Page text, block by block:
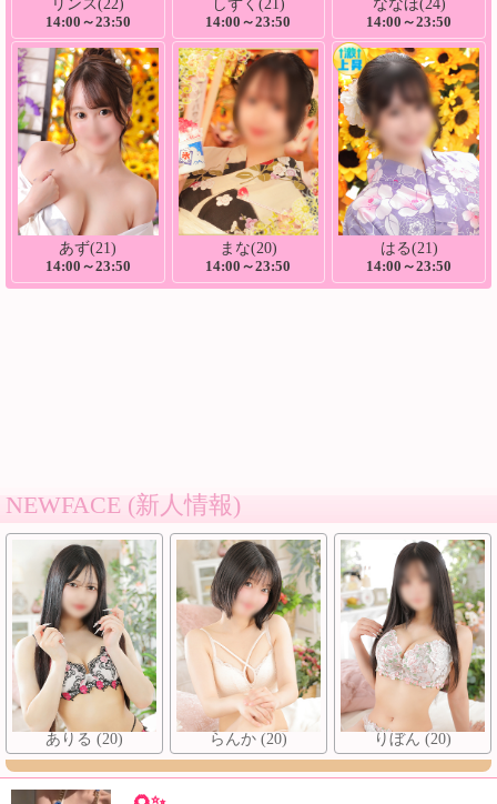
リンス(22)
14:00～23:50
しずく(21)
14:00～23:50
ななほ(24)
14:00～23:50
あず(21)
14:00～23:50
まな(20)
14:00～23:50
はる(21)
14:00～23:50
NEWFACE (新人情報)
ありる (20) らんか (20) りぼん (20)